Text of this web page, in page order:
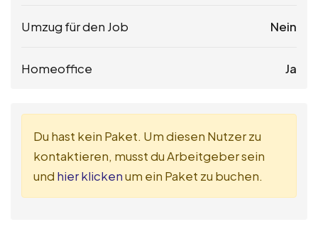
Umzug für den Job Nein
Homeoffice Ja
Du hast kein Paket. Um diesen Nutzer zu
kontaktieren, musst du Arbeitgeber sein
und hier klickenum ein Paket zu buchen.